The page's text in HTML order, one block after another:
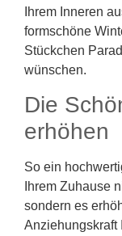
Ihrem Inneren
formschöne
Stückchen
wünschen.
Die
erhöhen
So ein
Ihrem Zuhause
sondern es
Anziehungskraft